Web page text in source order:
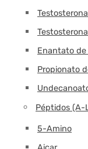
Enantato
Propionato
Péptidos (A-
5-Amino